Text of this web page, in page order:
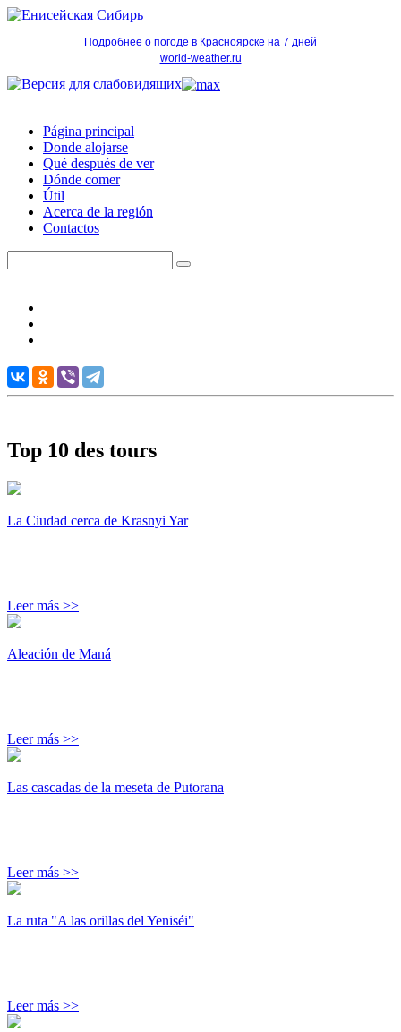
Подробнее о погоде в Красноярске на 7 дней
world-weather.ru
Página principal
Donde alojarse
Qué después de ver
Dónde comer
Útil
Acerca de la región
Contactos
Top 10 des tours
La Ciudad cerca de Krasnyi Yar
Leer más >>
Aleación de Maná
Leer más >>
Las cascadas de la meseta de Putorana
Leer más >>
La ruta "A las orillas del Yeniséi"
Leer más >>